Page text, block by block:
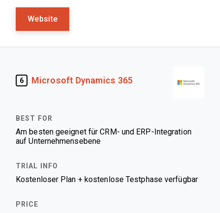
Website
6 Microsoft Dynamics 365
Am besten geeignet für CRM- und ERP-Integration
auf Unternehmensebene
Kostenloser Plan + kostenlose Testphase verfügbar